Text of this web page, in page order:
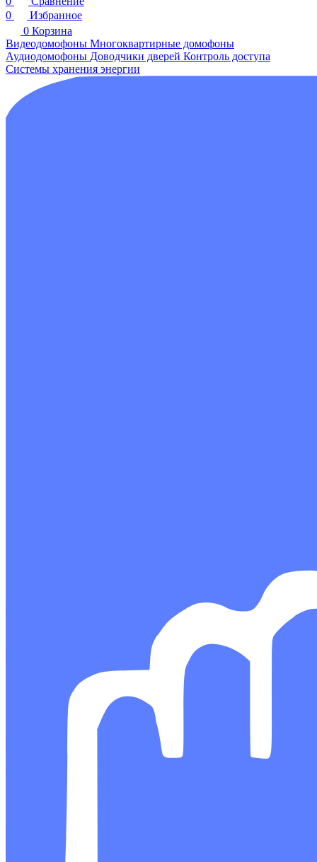
0
Избранное
0 Корзина
Видеодомофоны Многоквартирные домофоны
Аудиодомофоны Доводчики дверей Контроль доступа
Системы хранения энергии